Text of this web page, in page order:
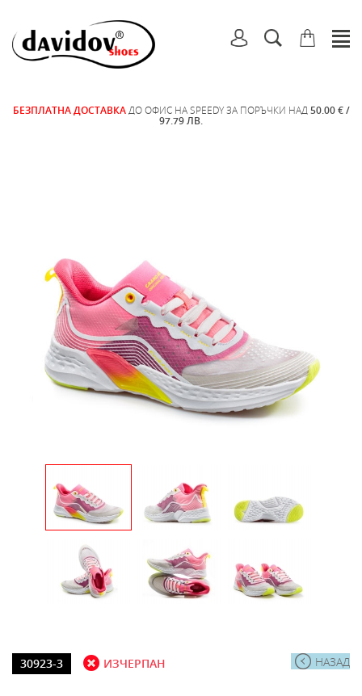
БЕЗПЛАТНА ДОСТАВКА ДО ОФИС НА SPEEDY ЗА ПОРЪЧКИ НАД 50.00 € /
97.79 ЛВ.
НАЗАД
30923-3 ИЗЧЕРПАН